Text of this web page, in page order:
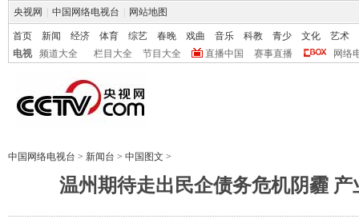
央视网 中国网络电视台 网站地图
首页 新闻 经济 体育 综艺 春晚 戏曲 音乐 科教 青少 文化
艺术
电视
频道大全 栏目大全 节目大全 直播中国 赛事直播 网络
中国网络电视台 > 新闻台 > 中国图文 >
温州期待走出民企债务危机阴霾 产